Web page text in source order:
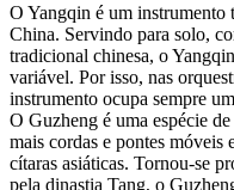
O Yangqin é um instrumento
China. Servindo para solo,
tradicional chinesa, o
variável. Por isso, nas
instrumento ocupa sempre
O Guzheng é uma espécie
mais cordas e pontes móveis
cítaras asiáticas. Tornou-se
pela dinastia Tang, o